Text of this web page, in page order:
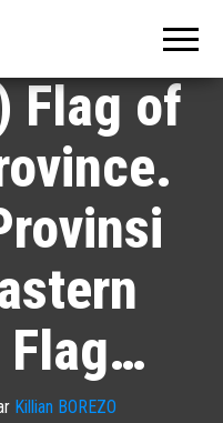
Flag of
Flag…
Killian BOREZO